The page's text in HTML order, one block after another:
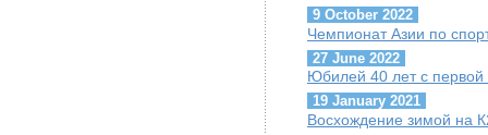
9 October 2022
Чемпионат Азии по
27 June 2022
Юбилей 40 лет с первой
19 January 2021
Восхождение зимой на